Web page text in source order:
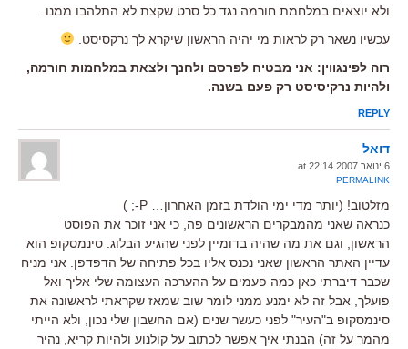
ולא יוצאים במלחמת חורמה נגד כל סרט שקצת לא התלהבו ממנו.
עכשיו נשאר רק לראות מי יהיה הראשון שיקרא לך נרקסיסט.
רוה לפינגווין: אני מבטיח לפרסם ולחנך ולצאת במלחמות חורמה,
ולהיות נרקיסיסט רק פעם בשנה.
REPLY
דואל
6 ינואר 2007 at 22:14
PERMALINK
מזלטוב! (יותר מדי ימי הולדת בזמן האחרון… P-; )
כנראה שאני מהמבקרים הראשונים פה, כי אני זוכר את הפוסט
הראשון, וגם את מה שהיה בדומיין לפני שהגיע הבלוג. סינמסקופ הוא
עדיין האתר הראשון שאני נכנס אליו בכל פתיחה של הדפדפן. אני מניח
שכבר דיברתי כאן כמה פעמים על ההערכה העצומה שלי אליך ואל
פועלך, אבל זה לא ימנע ממני לומר שוב שמאז שקראתי לראשונה את
סינמסקופ ב"העיר" לפני כעשר שנים (אם החשבון שלי נכון, ולא הייתי
מהמר על זה) הבנתי איך אפשר לכתוב על קולנוע ולהיות קריא, נהיר